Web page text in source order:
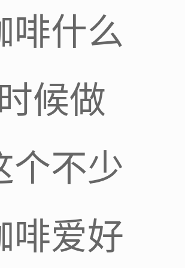
啡什么
时候做
个不少
啡爱好